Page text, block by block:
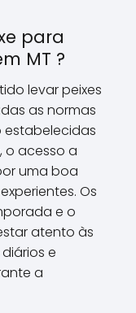
para
MT ?
levar peixes
as normas
o acesso a
uma boa
Os
e o
atento às
e
a